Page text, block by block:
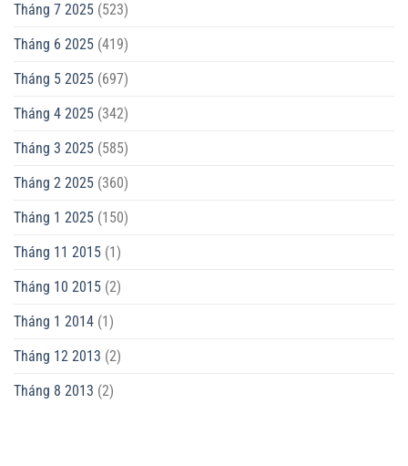
Tháng 7 2025 (523)
Tháng 6 2025 (419)
Tháng 5 2025 (697)
Tháng 4 2025 (342)
Tháng 3 2025 (585)
Tháng 2 2025 (360)
Tháng 1 2025 (150)
Tháng 11 2015 (1)
Tháng 10 2015 (2)
Tháng 1 2014 (1)
Tháng 12 2013 (2)
Tháng 8 2013 (2)